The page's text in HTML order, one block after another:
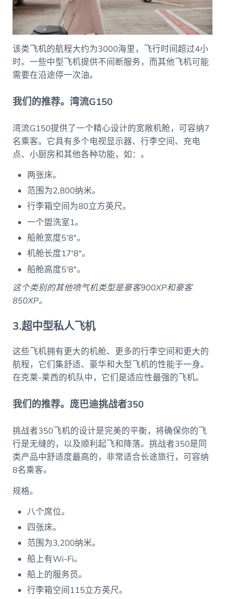
该类飞机的航程大约为3000海里，飞行时间超过4小
时。一些中型飞机提供不间断服务，而其他飞机可能
需要在沿途停一次油。
我们的推荐。湾流G150
湾流G150提供了一个精心设计的宽敞机舱，可容纳7
名乘客。它具有多个电视显示器、行李空间、充电
点、小厨房和其他各种功能，如：。
两张床。
范围为2,800纳米。
行李箱空间为80立方英尺。
一个盥洗室1。
船舱宽度5′8″。
机舱长度17′8″。
船舱高度5′8″。
这个类别的其他喷气机类型是豪客900XP和豪客
850XP。
3.超中型私人飞机
这些飞机拥有更大的机舱、更多的行李空间和更大的
航程，它们集舒适、豪华和大型飞机的性能于一身。
在克莱-莱西的机队中，它们是适应性最强的飞机。
我们的推荐。庞巴迪挑战者350
挑战者350飞机的设计是完美的平衡，将确保你的飞
行是无缝的，以及顺利起飞和降落。挑战者350是同
类产品中舒适度最高的，非常适合长途旅行，可容纳
8名乘客。
规格。
八个席位。
四张床。
范围为3,200纳米。
船上有Wi-Fi。
船上的服务员。
行李箱空间115立方英尺。